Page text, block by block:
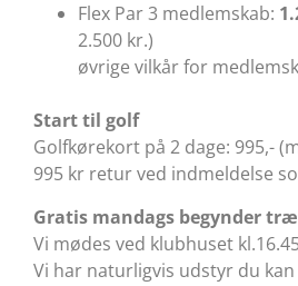
Flex Par 3 medlemskab:
2.500 kr.)
øvrige vilkår for
Start til golf
Golfkørekort på 2 dage: 995,-
995 kr retur ved indmeldelse
Gratis mandags begynder
Vi mødes ved klubhuset
Vi har naturligvis udstyr du kan